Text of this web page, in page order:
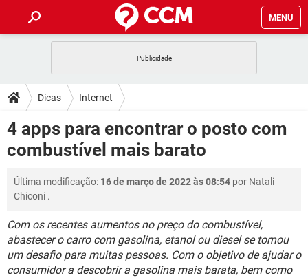
MENU
CELULAR
OUTLOOK EXCEL
INSTAGRAM GMAIL
DICAS
JOGOS
CELULAR FACEBOOK
INSTAGRAM GMAIL
DOWNLOADS
JOGOS WHATSAPP
OUTLOOK
INSTAGRAM
GUIA DE COMPRAS
FÓRUM
JOGOS WHATSAPP
OUTLOOK EXCEL
INSTAGRAM GMAIL
GUIA DE COMPRAS
GLOSSÁRIO
JOGOS WHATSAPP
CELULAR FACEBOOK
OUTLOOK EXCEL
Dicas Internet
4 apps para encontrar o posto com
combustível mais barato
Última modificação: 16 de março de 2022 às 08:54 por Natali
Chiconi .
Com os recentes aumentos no preço do combustível,
abastecer o carro com gasolina, etanol ou diesel se tornou
um desafio para muitas pessoas. Com o objetivo de ajudar o
consumidor a descobrir a gasolina mais barata, bem como